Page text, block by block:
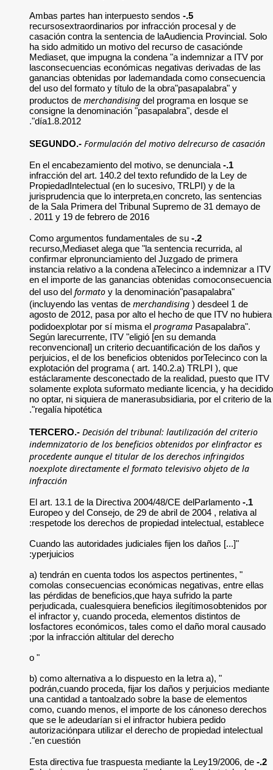
casación contra la
ha sido admitido
Mediaset, que
lasconsecuencias
ganancias
del uso del formato
productos de
consigne la
SEGUNDO.-
En el
infracción del art.
jurisprudencia que
de la Sala Primera
Como argumentos
recurso,Mediaset
confirmar
instancia relativo a
en el importe de
del uso del
(incluyendo las
agosto de 2012,
podidoexplotar
Según
reconvencional] un
perjuicios, el de los
explotación del
estáclaramente
solamente explota
no optar, ni
TERCERO.-
indemnizatorio de
procedente aunque
noexplote
El art. 13.1 de la
Europeo y del
respetode los
"[...] Cuando las
" a) tendrán en
comolas
las pérdidas de
perjudicada,
el infractor y,
losfactores
" b) como
podrán,cuando
una cantidad a
como, cuando
que se le
autorizaciónpara
Esta directiva fue